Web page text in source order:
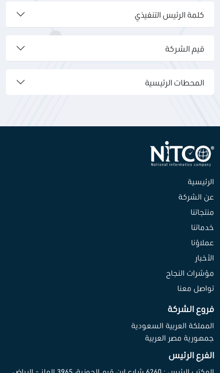
كلمة الرئيس التنفيذي
قيم الشركة
المحطات الرئيسية
الرئيسية
عن الشركة
منتجاتنا
خدماتنا
عملاؤنا
الأخبار
مؤشرات النجاح
تواصل معنا
فروع الشركة
المملكة العربية السعودية
جمهورية مصر العربية
الفرع الرئيس